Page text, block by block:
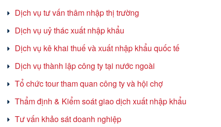
Dịch vụ tư vấn thâm nhập thị trường
Dịch vụ uỷ thác xuất nhập khẩu
Dịch vụ kê khai thuế và xuất nhập khẩu quốc tế
Dịch vụ thành lập công ty tại nước ngoài
Tổ chức tour tham quan công ty và hội chợ
Thẩm định & Kiểm soát giao dịch xuất nhập khẩu
Tư vấn khảo sát doanh nghiệp